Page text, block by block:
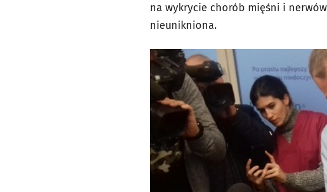
na wykrycie chorób mięśni i
nieunikniona.